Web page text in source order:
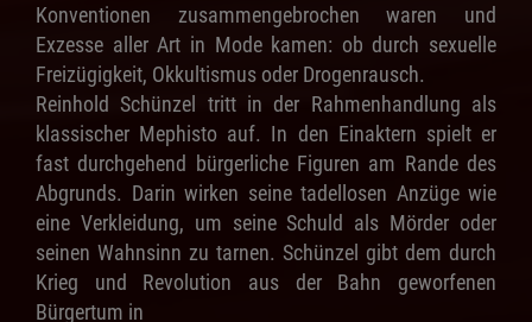
Konventionen zusammengebrochen waren und
Exzesse aller Art in Mode kamen: ob durch sexuelle
Freizügigkeit, Okkultismus oder Drogenrausch.
Reinhold Schünzel tritt in der Rahmenhandlung als
klassischer Mephisto auf. In den Einaktern spielt er
fast durchgehend bürgerliche Figuren am Rande des
Abgrunds. Darin wirken seine tadellosen Anzüge wie
eine Verkleidung, um seine Schuld als Mörder oder
seinen Wahnsinn zu tarnen. Schünzel gibt dem durch
Krieg und Revolution aus der Bahn geworfenen
Bürgertum in